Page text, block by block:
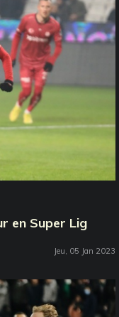
en Super Lig
Jeu, 05 Jan 2023